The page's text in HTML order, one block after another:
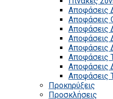
Αποφάσεις
Αποφάσεις
Αποφάσεις
Αποφάσεις
Αποφάσεις
Αποφάσεις
Αποφάσεις
Αποφάσεις
Προκηρύξεις
Προσκλήσεις